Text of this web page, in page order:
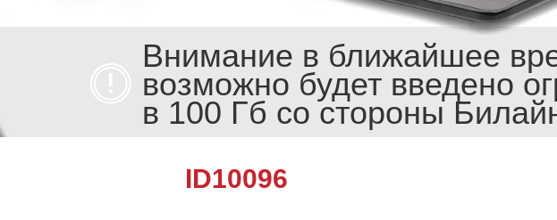
Внимание в ближайшее
возможно будет введено
в 100 Гб со стороны
ID10096